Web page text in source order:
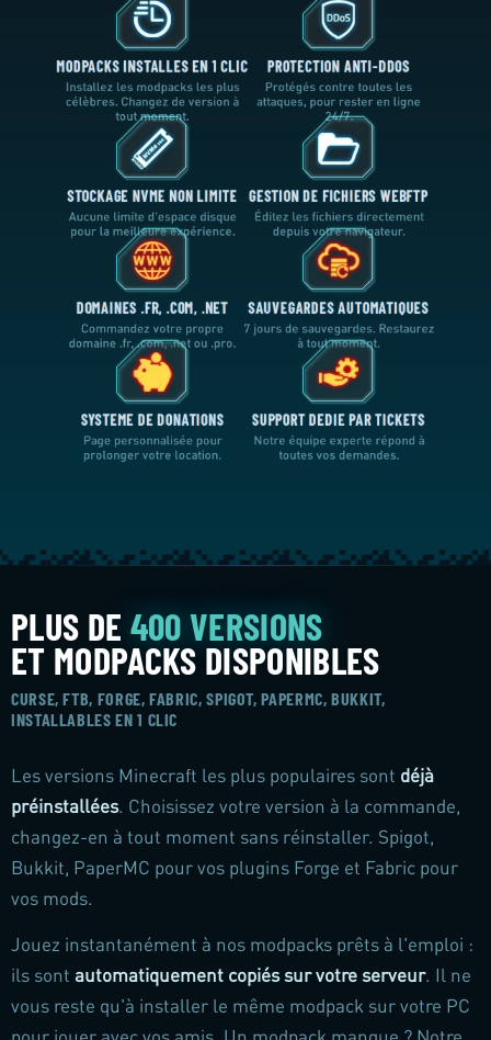
MODPACKS INSTALLES EN 1 CLIC
Installez les modpacks les plus
célèbres. Changez de version à
tout moment.
PROTECTION ANTI-DDOS
Protégés contre toutes les
attaques, pour rester en ligne
24/7.
STOCKAGE NVME NON LIMITE
Aucune limite d'espace disque
pour la meilleure expérience.
GESTION DE FICHIERS WEBFTP
Éditez les fichiers directement
depuis votre navigateur.
DOMAINES .FR, .COM, .NET
Commandez votre propre
domaine .fr, .com, .net ou .pro.
SAUVEGARDES AUTOMATIQUES
7 jours de sauvegardes. Restaurez
à tout moment.
SYSTEME DE DONATIONS
Page personnalisée pour
prolonger votre location.
SUPPORT DEDIE PAR TICKETS
Notre équipe experte répond à
toutes vos demandes.
PLUS DE 400 VERSIONS
ET MODPACKS DISPONIBLES
CURSE, FTB, FORGE, FABRIC, SPIGOT, PAPERMC, BUKKIT,
INSTALLABLES EN 1 CLIC
Les versions Minecraft les plus populaires sont déjà
préinstallées. Choisissez votre version à la commande,
changez-en à tout moment sans réinstaller. Spigot,
Bukkit, PaperMC pour vos plugins Forge et Fabric pour
vos mods.
Jouez instantanément à nos modpacks prêts à l'emploi :
ils sont automatiquement copiés sur votre serveur. Il ne
vous reste qu'à installer le même modpack sur votre PC